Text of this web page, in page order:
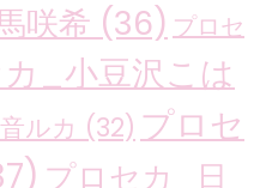
咲希 (36) プロセ
_小豆沢こは
ルカ (32) プロセ
プロセカ_日